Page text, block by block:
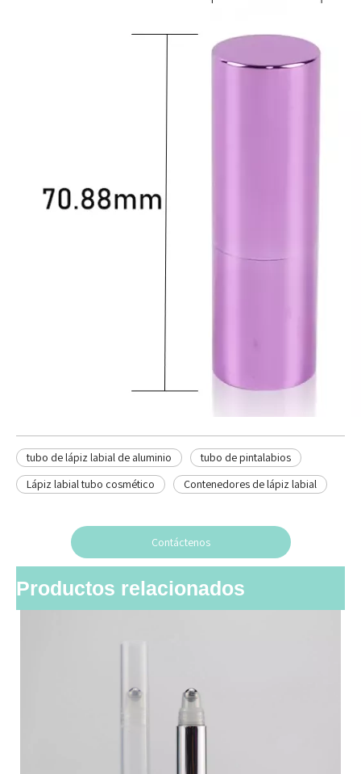
tubo de lápiz labial de aluminio
tubo de pintalabios
Lápiz labial tubo cosmético
Contenedores de lápiz labial
Contáctenos
Productos relacionados